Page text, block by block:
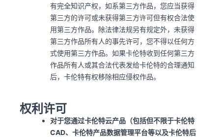
有完全知识产权，如系第三方作品，您应当获得
第三方的许可或未获得第三方许可但有权合法使
用第三方作品。除法律法规另有规定外，未获得
第三方作品所有人的事先许可，您不得以任何方
式使用第三方作品。如果卡伦特收到任何第三方
作品所有人或其合法代表发给卡伦特的合理通知
后，卡伦特有权移除相应侵权作品。
权利许可
对于您通过卡伦特云产品（包括但不限于卡伦特
CAD、卡伦特产品数据管理平台等以及卡伦特后